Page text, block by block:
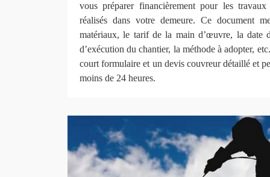
vous préparer financièrement pour les
réalisés dans votre demeure. Ce document
matériaux, le tarif de la main d’œuvre, la date
d’exécution du chantier, la méthode à adopter,
court formulaire et un devis couvreur détaillé et
moins de 24 heures.